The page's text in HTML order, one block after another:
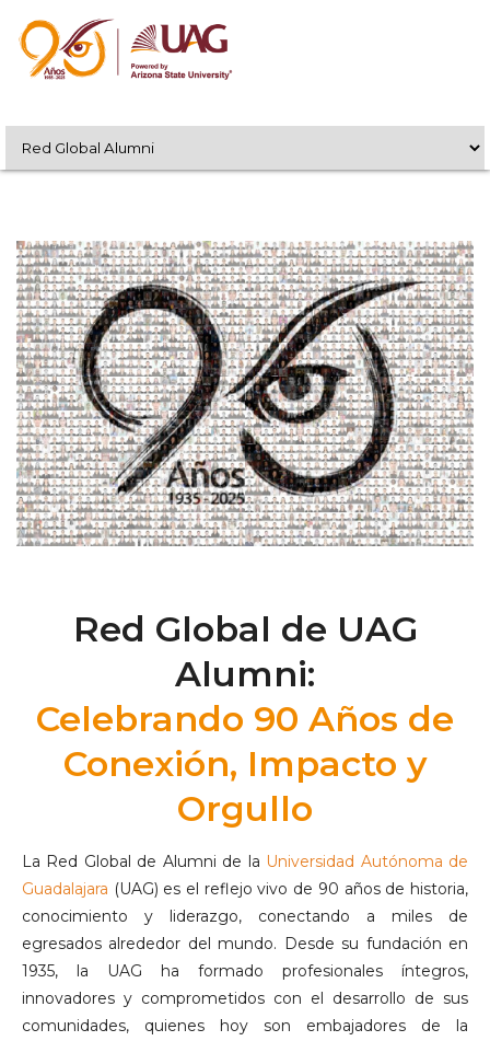
Red Global de UAG
Alumni:
Celebrando 90 Años de
Conexión, Impacto y
Orgullo
La Red Global de Alumni de la Universidad Autónoma de
Guadalajara (UAG) es el reflejo vivo de 90 años de historia,
conocimiento y liderazgo, conectando a miles de
egresados alrededor del mundo. Desde su fundación en
1935, la UAG ha formado profesionales íntegros,
innovadores y comprometidos con el desarrollo de sus
comunidades, quienes hoy son embajadores de la